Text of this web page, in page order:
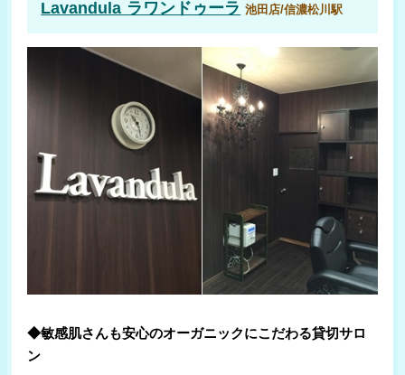
Lavandula ラワンドゥーラ 池田店/信濃松川駅
◆敏感肌さんも安心のオーガニックにこだわる貸切サロ
ン